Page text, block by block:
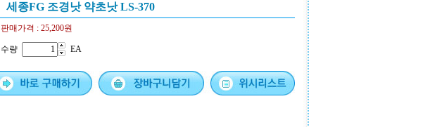
세종FG 조경낫 약초낫 LS-370
판매가격 : 25,200원
수량 EA